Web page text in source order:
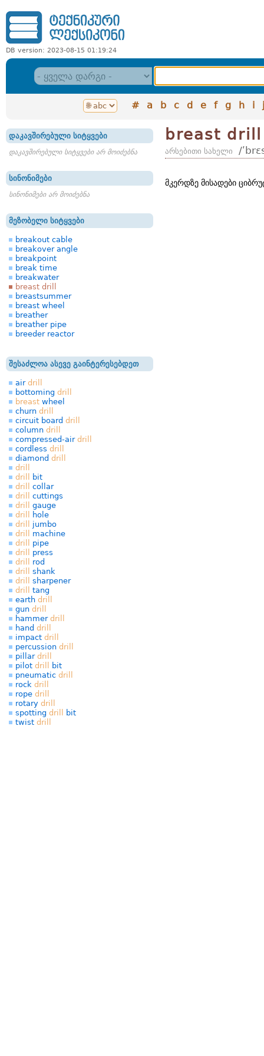
DB version: 2023-08-15 01:19:24
# a b c d e f g h i j
დაკავშირებული სიტყვები
დაკავშირებული სიტყვები არ მოიძებნა
სინონიმები
სინონიმები არ მოიძებნა
მეზობელი სიტყვები
breakout cable
breakover angle
breakpoint
break time
breakwater
breast drill
breastsummer
breast wheel
breather
breather pipe
breeder reactor
შესაძლოა ასევე გაინტერესებდეთ
air drill
bottoming drill
breast wheel
churn drill
circuit board drill
column drill
compressed-air drill
cordless drill
diamond drill
drill
drill
bit
drill
collar
drill
cuttings
drill
gauge
drill
hole
drill
jumbo
drill
machine
drill
pipe
drill
press
drill
rod
drill
shank
drill
sharpener
drill
tang
earth drill
gun drill
hammer drill
hand drill
impact drill
percussion drill
pillar drill
pilot drill
bit
pneumatic drill
rock drill
rope drill
rotary drill
spotting drill
bit
twist drill
breast drill
არსებითი სახელი /
მკერდზე მისადები